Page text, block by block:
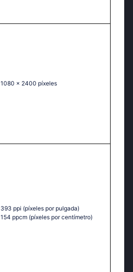
1080 x 2400 píxeles
393 ppi (píxeles por pulgada)
154 ppcm (píxeles por centímetro)